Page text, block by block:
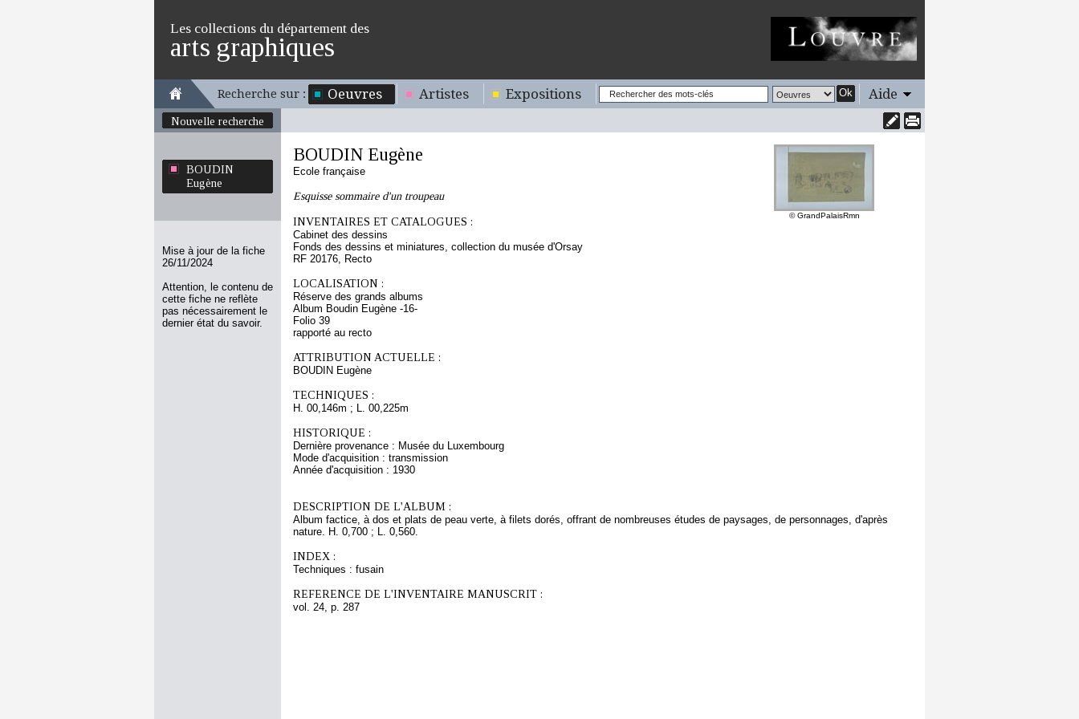
Les collections du département des
arts graphiques
Recherche sur : Oeuvres Artistes Expositions Ok Aide
Nouvelle recherche
BOUDIN
Eugène
Mise à jour de la fiche
26/11/2024
Attention, le contenu de
cette fiche ne reflète
pas nécessairement le
dernier état du savoir.
© GrandPalaisRmn
BOUDIN Eugène
Ecole française
Esquisse sommaire d'un troupeau
INVENTAIRES ET CATALOGUES :
Cabinet des dessins
Fonds des dessins et miniatures, collection du musée d'Orsay
RF 20176, Recto
LOCALISATION :
Réserve des grands albums
Album Boudin Eugène -16-
Folio 39
rapporté au recto
ATTRIBUTION ACTUELLE :
BOUDIN Eugène
TECHNIQUES :
H. 00,146m ; L. 00,225m
HISTORIQUE :
Dernière provenance : Musée du Luxembourg
Mode d'acquisition : transmission
Année d'acquisition : 1930
DESCRIPTION DE L'ALBUM :
Album factice, à dos et plats de peau verte, à filets dorés, offrant de nombreuses études de paysages, de personnages, d'après
nature. H. 0,700 ; L. 0,560.
INDEX :
Techniques : fusain
REFERENCE DE L'INVENTAIRE MANUSCRIT :
vol. 24, p. 287